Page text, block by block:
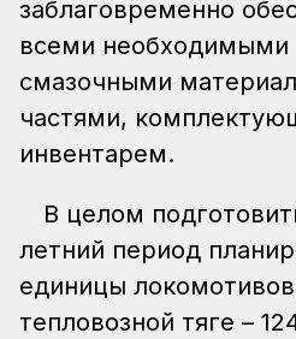
заблаговременно
всеми необходимыми
смазочными
частями,
инвентарем.
В целом
летний период
единицы
тепловозной тяге –